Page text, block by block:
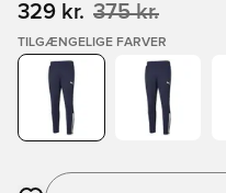
329 kr. 375 kr.
TILGÆNGELIGE FARVER